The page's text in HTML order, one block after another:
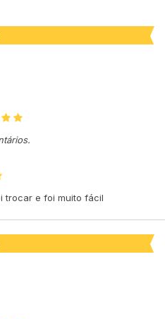
trocar e foi muito fácil